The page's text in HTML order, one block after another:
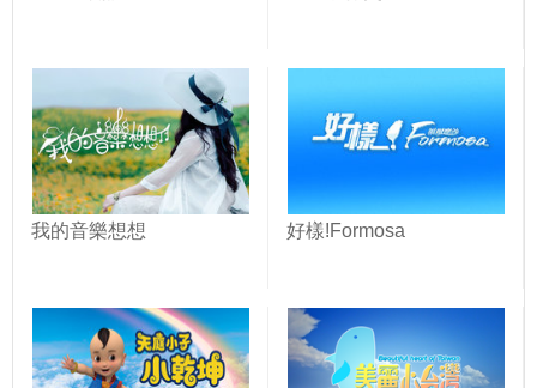
我的音樂想想 好樣!Formosa